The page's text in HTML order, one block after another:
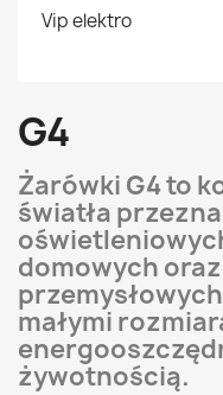
Vip elektro
G4
Żarówki G4 to
światła
domowych
małymi
żywotnością.